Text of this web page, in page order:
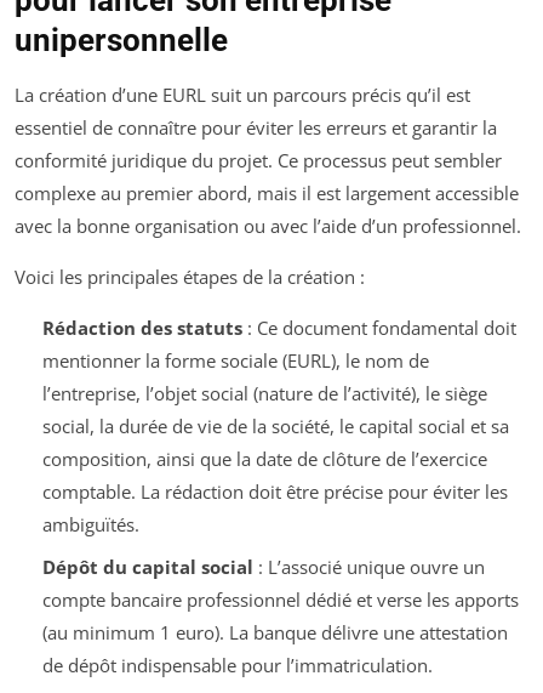
unipersonnelle
La création d’une EURL suit un parcours précis qu’il est
essentiel de connaître pour éviter les erreurs et garantir la
conformité juridique du projet. Ce processus peut sembler
complexe au premier abord, mais il est largement accessible
avec la bonne organisation ou avec l’aide d’un professionnel.
Voici les principales étapes de la création :
Rédaction des statuts: Ce document fondamental doit
mentionner la forme sociale (EURL), le nom de
l’entreprise, l’objet social (nature de l’activité), le siège
social, la durée de vie de la société, le capital social et sa
composition, ainsi que la date de clôture de l’exercice
comptable. La rédaction doit être précise pour éviter les
ambiguïtés.
Dépôt du capital social : L’associé unique ouvre un
compte bancaire professionnel dédié et verse les apports
(au minimum 1 euro). La banque délivre une attestation
de dépôt indispensable pour l’immatriculation.